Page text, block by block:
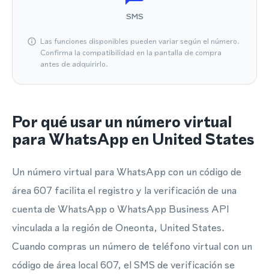
SMS
Las funciones disponibles pueden variar según el número.
Confirma la compatibilidad en la pantalla de compra
antes de adquirirlo.
Por qué usar un número virtual
para WhatsApp en United States
Un número virtual para WhatsApp con un código de
área 607 facilita el registro y la verificación de una
cuenta de WhatsApp o WhatsApp Business API
vinculada a la región de Oneonta, United States.
Cuando compras un número de teléfono virtual con un
código de área local 607, el SMS de verificación se